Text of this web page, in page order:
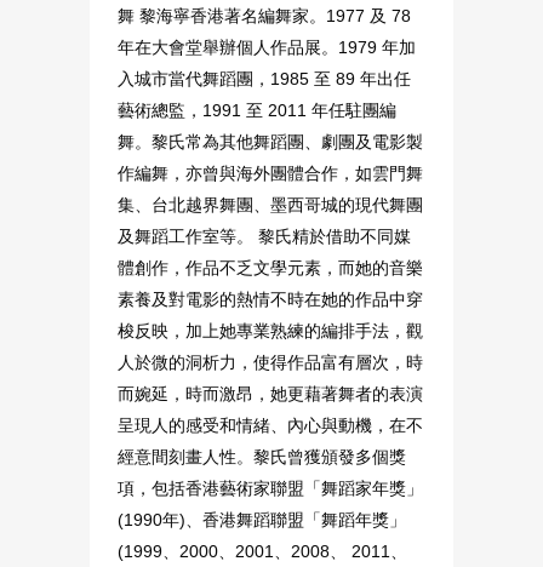
舞 黎海寧香港著名編舞家。1977 及 78
年在大會堂舉辦個人作品展。1979 年加
入城市當代舞蹈團，1985 至 89 年出任
藝術總監，1991 至 2011 年任駐團編
舞。黎氏常為其他舞蹈團、劇團及電影製
作編舞，亦曾與海外團體合作，如雲門舞
集、台北越界舞團、墨西哥城的現代舞團
及舞蹈工作室等。 黎氏精於借助不同媒
體創作，作品不乏文學元素，而她的音樂
素養及對電影的熱情不時在她的作品中穿
梭反映，加上她專業熟練的編排手法，觀
人於微的洞析力，使得作品富有層次，時
而婉延，時而激昂，她更藉著舞者的表演
呈現人的感受和情緒、內心與動機，在不
經意間刻畫人性。黎氏曾獲頒發多個獎
項，包括香港藝術家聯盟「舞蹈家年獎」
(1990年)、香港舞蹈聯盟「舞蹈年獎」
(1999、2000、2001、2008、 2011、